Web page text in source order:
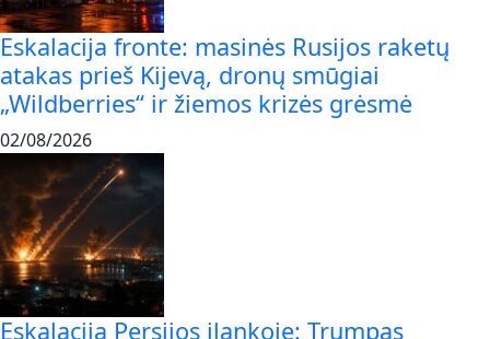
Eskalacija fronte: masinės Rusijos raketų
atakas prieš Kijevą, dronų smūgiai
„Wildberries“ ir žiemos krizės grėsmė
02/08/2026
Eskalacija Persijos įlankoje: Trumpas